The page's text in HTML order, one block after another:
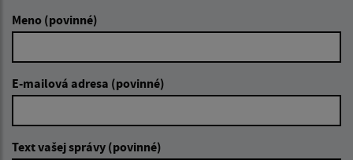
Meno (povinné)
E-mailová adresa (povinné)
Text vašej správy (povinné)